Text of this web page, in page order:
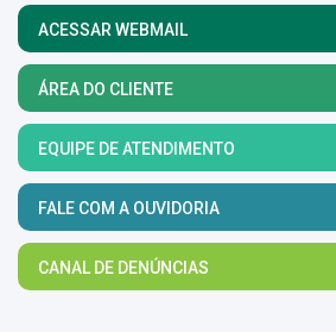
ACESSAR WEBMAIL
ÁREA DO CLIENTE
EQUIPE DE ATENDIMENTO
FALE COM A OUVIDORIA
CANAL DE DENÚNCIAS